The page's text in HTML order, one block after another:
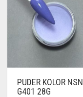
PUDER KOLOR NSN
G401 28G